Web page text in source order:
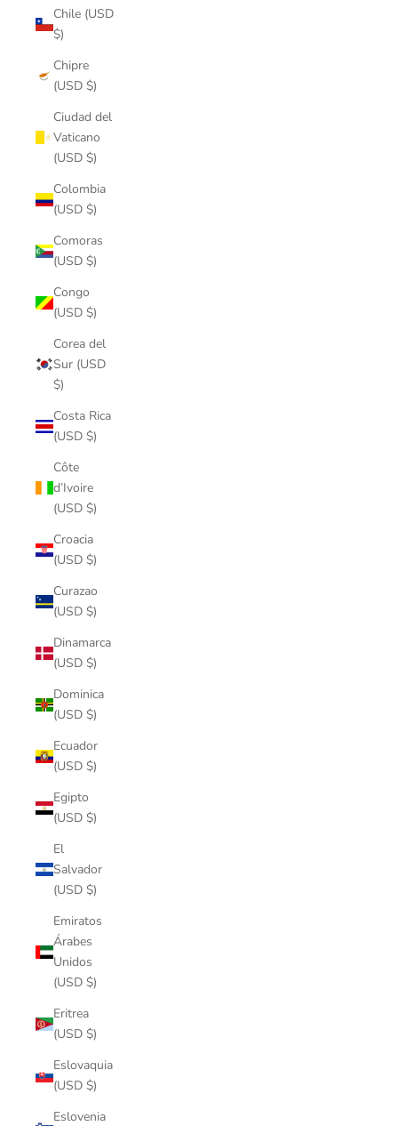
Chile (USD
$)
Chipre
(USD $)
Ciudad del
Vaticano
(USD $)
Colombia
(USD $)
Comoras
(USD $)
Congo
(USD $)
Corea del
Sur (USD
$)
Costa Rica
(USD $)
Côte
d’Ivoire
(USD $)
Croacia
(USD $)
Curazao
(USD $)
Dinamarca
(USD $)
Dominica
(USD $)
Ecuador
(USD $)
Egipto
(USD $)
El
Salvador
(USD $)
Emiratos
Árabes
Unidos
(USD $)
Eritrea
(USD $)
Eslovaquia
(USD $)
Eslovenia